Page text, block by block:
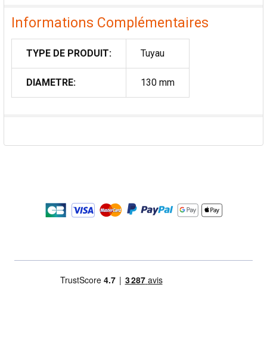
Informations Complémentaires
TYPE DE PRODUIT: Tuyau
DIAMETRE: 130 mm